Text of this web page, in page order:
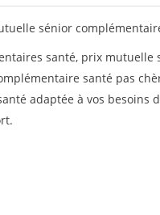
sénior
santé, prix
santé pas
adaptée à vos besoins